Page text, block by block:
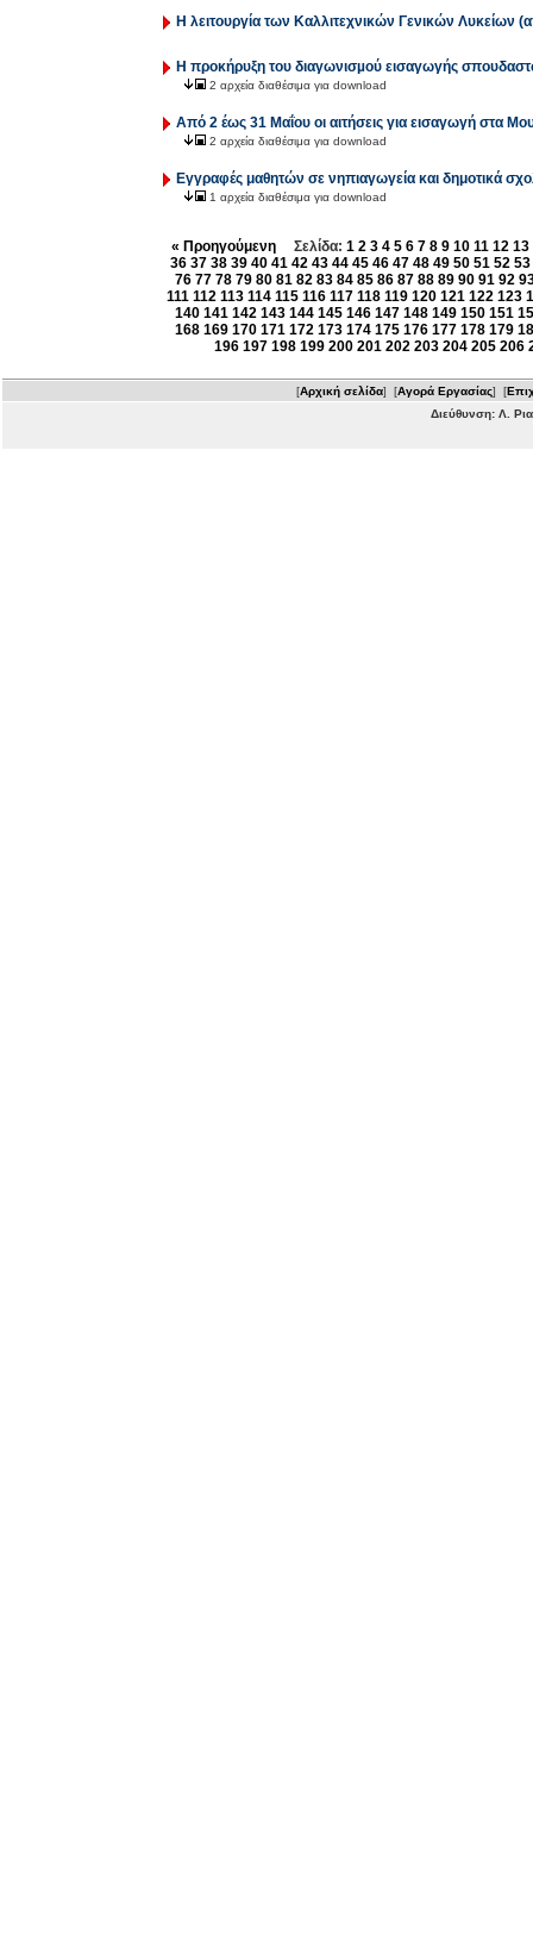
H λειτουργία των Καλλιτεχνικών Γενικών Λυκείων
Η προκήρυξη του διαγωνισµού εισαγωγής
2 αρχεία διαθέσιμα για download
Από 2 έως 31 Μαΐου οι αιτήσεις για εισαγωγή στα
2 αρχεία διαθέσιμα για download
Εγγραφές μαθητών σε νηπιαγωγεία και δημοτικά
1 αρχεία διαθέσιμα για download
« ΠροηγούμενηΣελίδα: 1 2 3 4 5 6 7 8 9 10 11 12 13
36 37 38 39 40 41 42 43 44 45 46 47 48 49 50 51 52 53
76 77 78 79 80 81 82 83 84 85 86 87 88 89 90 91 92
111 112 113 114 115 116 117 118 119 120 121 122 123
140 141 142 143 144 145 146 147 148 149 150 151
168 169 170 171 172 173 174 175 176 177 178 179
196 197 198 199 200 201 202 203 204 205 206
[Αρχική σελίδα] [Αγορά Εργασίας] [
Διεύθυνση: Λ.